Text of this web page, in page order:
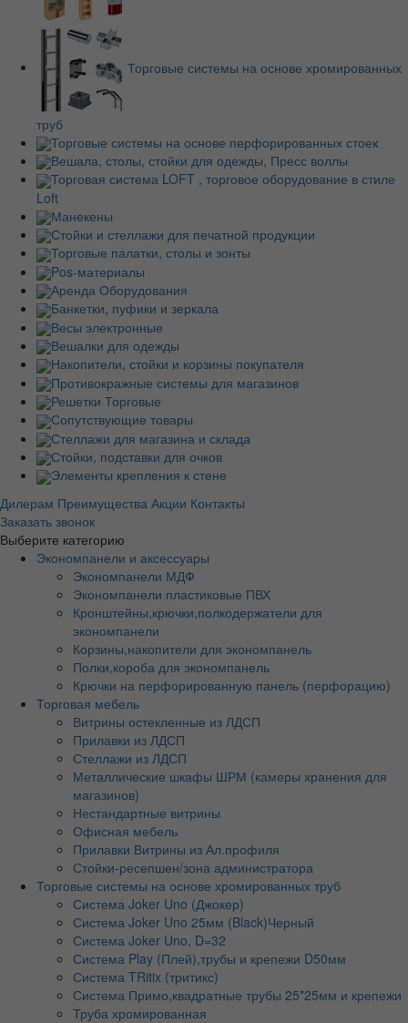
Торговые системы на основе хромированных
труб
Торговые системы на основе перфорированных стоек
Вешала, столы, стойки для одежды, Пресс воллы
Торговая система LOFT , торговое оборудование в стиле
Loft
Манекены
Стойки и стеллажи для печатной продукции
Торговые палатки, столы и зонты
Pos-материалы
Аренда Оборудования
Банкетки, пуфики и зеркала
Весы электронные
Вешалки для одежды
Накопители, стойки и корзины покупателя
Противокражные системы для магазинов
Решетки Торговые
Сопутствующие товары
Стеллажи для магазина и склада
Стойки, подставки для очков
Элементы крепления к стене
Дилерам Преимущества Акции Контакты
Заказать звонок
Выберите категорию
Экономпанели и аксессуары
Экономпанели МДФ
Экономпанели пластиковые ПВХ
Кронштейны,крючки,полкодержатели для
экономпанели
Корзины,накопители для экономпанель
Полки,короба для экономпанель
Крючки на перфорированную панель (перфорацию)
Торговая мебель
Витрины остекленные из ЛДСП
Прилавки из ЛДСП
Стеллажи из ЛДСП
Металлические шкафы ШРМ (камеры хранения для
магазинов)
Нестандартные витрины
Офисная мебель
Прилавки Витрины из Ал.профиля
Стойки-ресепшен/зона администратора
Торговые системы на основе хромированных труб
Система Joker Uno (Джокер)
Система Joker Uno 25мм (Black)Черный
Система Joker Uno, D=32
Система Play (Плей),трубы и крепежи D50мм
Система TRitix (тритикс)
Система Примо,квадратные трубы 25*25мм и крепежи
Труба хромированная